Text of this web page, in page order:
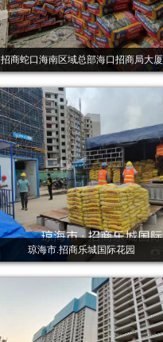
招商蛇口海南区域总部海口招商局大厦
琼海市.招商乐城国际花园